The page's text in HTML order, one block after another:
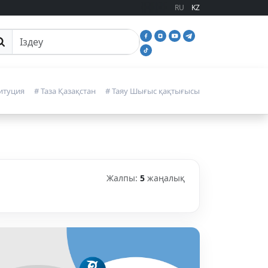
RU KZ
іздеу
# Таза Қазақстан # Таяу Шығыс қақтығысы
Жалпы: 5 жаңалық